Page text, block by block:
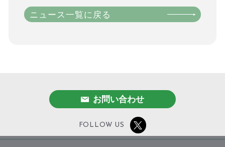
ニュース一覧に戻る
お問い合わせ
FOLLOW US